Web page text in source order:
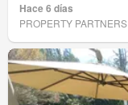
Hace 6 días
PROPERTY PARTNERS